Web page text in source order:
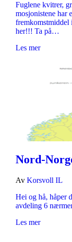
Fuglene kvitrer,
mosjonistene har
fremkomstmiddel
her!!! Ta på…
Les mer
Nord-
Av Korsvoll IL
Hei og hå, håper
avdeling 6
Les mer